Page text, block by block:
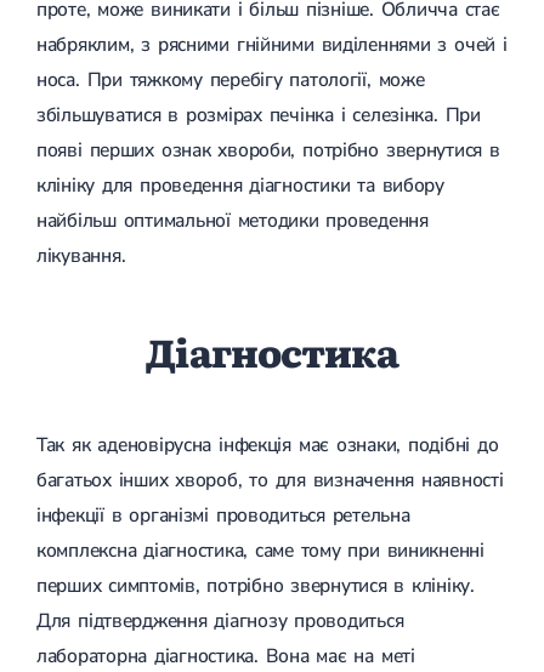
проте, може виникати і більш пізніше. Обличча стає
набряклим, з рясними гнійними виділеннями з очей і
носа. При тяжкому перебігу патології, може
збільшуватися в розмірах печінка і селезінка. При
появі перших ознак хвороби, потрібно звернутися в
клініку для проведення діагностики та вибору
найбільш оптимальної методики проведення
лікування.
Діагностика
Так як аденовірусна інфекція має ознаки, подібні до
багатьох інших хвороб, то для визначення наявності
інфекції в організмі проводиться ретельна
комплексна діагностика, саме тому при виникненні
перших симптомів, потрібно звернутися в клініку.
Для підтвердження діагнозу проводиться
лабораторна діагностика. Вона має на меті